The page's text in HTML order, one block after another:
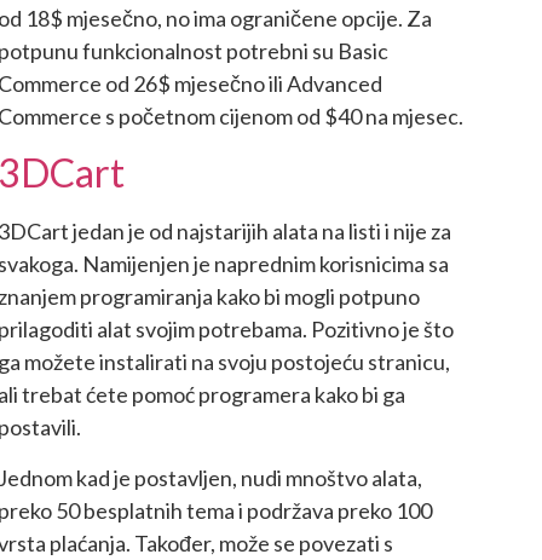
18$ mjesečno, no ima ograničene opcije. Za
funkcionalnost potrebni su Basic
od 26$ mjesečno ili Advanced
s početnom cijenom od $40 na mjesec.
jedan je od najstarijih alata na listi i nije za
Namijenjen je naprednim korisnicima sa
programiranja kako bi mogli potpuno
alat svojim potrebama. Pozitivno je što
možete instalirati na svoju postojeću stranicu,
trebat ćete pomoć programera kako bi ga
kad je postavljen, nudi mnoštvo alata,
50 besplatnih tema i podržava preko 100
plaćanja. Također, može se povezati s